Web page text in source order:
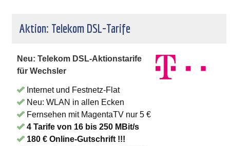
Aktion: Telekom DSL-Tarife
Neu: Telekom DSL-Aktionstarife
für Wechsler
Internet und Festnetz-Flat
Neu: WLAN in allen Ecken
Fernsehen mit MagentaTV nur 5 €
4 Tarife von 16 bis 250 MBit/s
180 € Online-Gutschrift !!!